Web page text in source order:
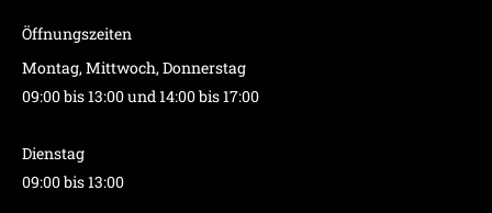
Öffnungszeiten
Montag, Mittwoch, Donnerstag
09:00 bis 13:00 und 14:00 bis 17:00
Dienstag
09:00 bis 13:00